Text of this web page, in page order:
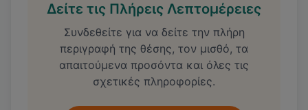
Δείτε τις Πλήρεις Λεπτομέρειες
Συνδεθείτε για να δείτε την πλήρη
περιγραφή της θέσης, τον μισθό, τα
απαιτούμενα προσόντα και όλες τις
σχετικές πληροφορίες.